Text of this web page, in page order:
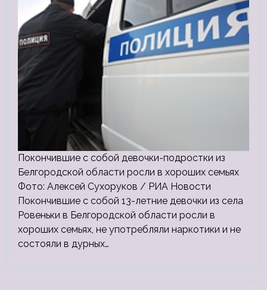
Покончившие с собой девочки-подростки из
Белгородской области росли в хороших семьях
Фото: Алексей Сухоруков / РИА Новости
Покончившие с собой 13-летние девочки из села
Ровеньки в Белгородской области росли в
хороших семьях, не употребляли наркотики и не
состояли в дурных…